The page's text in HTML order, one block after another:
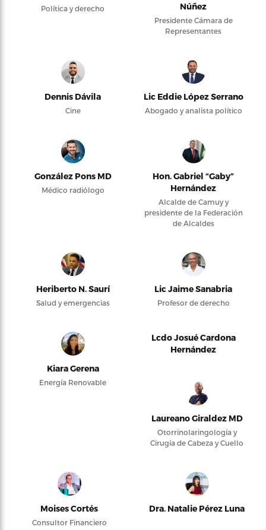
Política y derecho Núñez
Presidente Cámara de
Representantes
Dennis Dávila
Cine
Lic Eddie López Serrano
Abogado y analista político
González Pons MD
Médico radiólogo
Hon. Gabriel “Gaby”
Hernández
Alcalde de Camuy y
presidente de la Federación
de Alcaldes
Heriberto N. Saurí
Salud y emergencias
Lic Jaime Sanabria
Profesor de derecho
Kiara Gerena
Energía Renovable
Lcdo Josué Cardona
Hernández
Laureano Giraldez MD
Otorrinolaringología y
Cirugía de Cabeza y Cuello
Moises Cortés
Consultor Financiero
Dra. Natalie Pérez Luna